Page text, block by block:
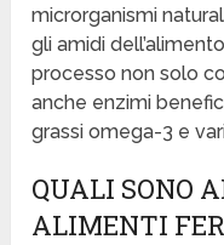
microrganismi
gli amidi
processo non solo
anche enzimi
grassi omega-3 e
QUALI SONO
ALIMENTI